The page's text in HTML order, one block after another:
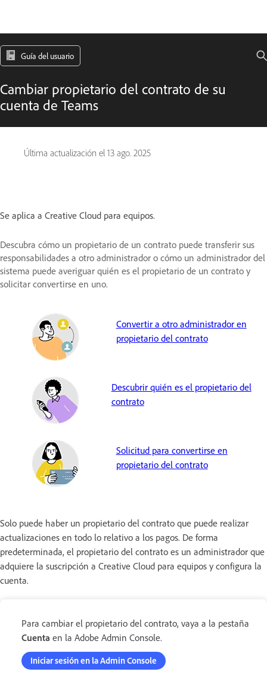
Guía del usuario
Cambiar propietario del contrato de su
cuenta de Teams
Última actualización el 13 ago. 2025
Se aplica a Creative Cloud para equipos.
Descubra cómo un propietario de un contrato puede transferir sus
responsabilidades a otro administrador o cómo un administrador del
sistema puede averiguar quién es el propietario de un contrato y
solicitar convertirse en uno.
Convertir a otro administrador en
propietario del contrato
Descubrir quién es el propietario del
contrato
Solicitud para convertirse en
propietario del contrato
Solo puede haber un propietario del contrato que puede realizar
actualizaciones en todo lo relativo a los pagos. De forma
predeterminada, el propietario del contrato es un administrador que
adquiere la suscripción a Creative Cloud para equipos y configura la
cuenta.
Para cambiar el propietario del contrato, vaya a la pestaña
Cuenta en la Adobe Admin Console.
Iniciar sesión en la Admin Console